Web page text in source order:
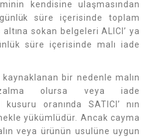
kendisine ulaşmasından
süre içerisinde toplam
altına sokan belgeleri ALICI’ ya
süre içerisinde malı iade
kaynaklanan bir nedenle malın
olursa veya iade
kusuru oranında SATICI’ nın
yükümlüdür. Ancak cayma
veya ürünün usulüne uygun